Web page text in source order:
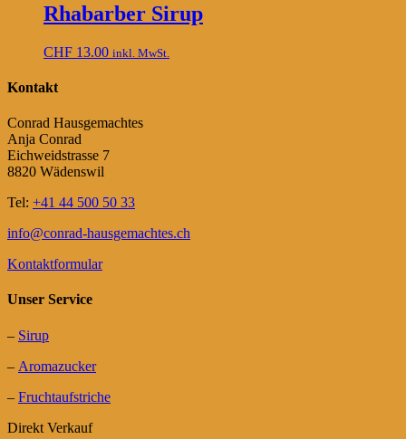
Rhabarber Sirup
CHF 13.00 inkl. MwSt.
Kontakt
Conrad Hausgemachtes
Anja Conrad
Eichweidstrasse 7
8820 Wädenswil
Tel: +41 44 500 50 33
info@conrad-hausgemachtes.ch
Kontaktformular
Unser Service
– Sirup
– Aromazucker
– Fruchtaufstriche
Direkt Verkauf